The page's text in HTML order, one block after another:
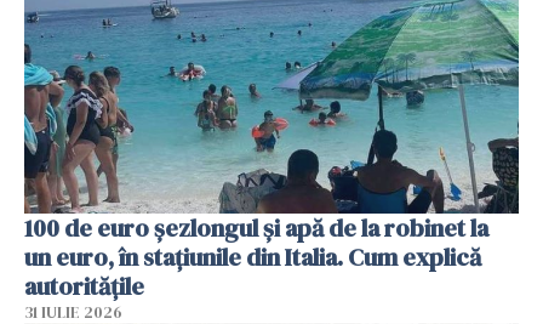
100 de euro șezlongul și apă de la robinet la
un euro, în stațiunile din Italia. Cum explică
autoritățile
31 IULIE 2026